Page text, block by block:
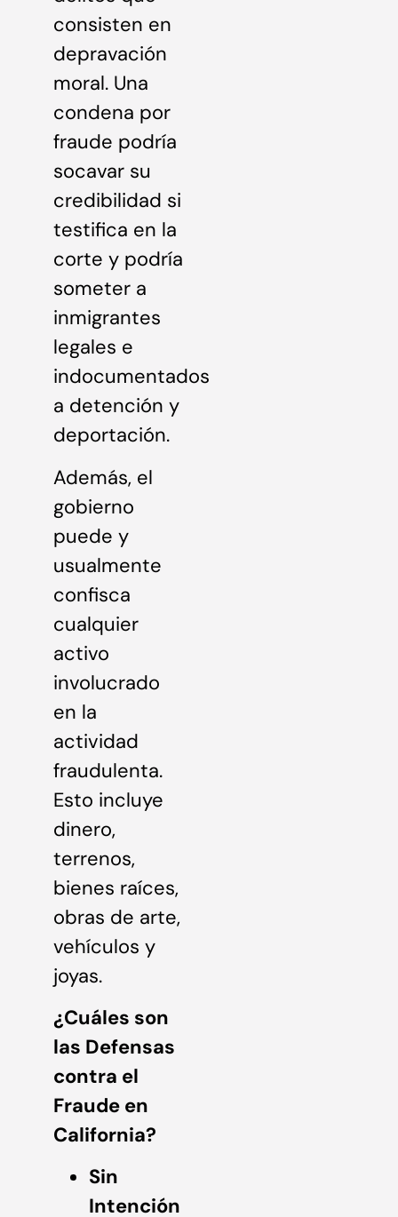
consisten en
depravación
moral. Una
condena por
fraude podría
socavar su
credibilidad si
testifica en la
corte y podría
someter a
inmigrantes
legales e
indocumentados
a detención y
deportación.
Además, el
gobierno
puede y
usualmente
confisca
cualquier
activo
involucrado
en la
actividad
fraudulenta.
Esto incluye
dinero,
terrenos,
bienes raíces,
obras de arte,
vehículos y
joyas.
¿Cuáles son
las Defensas
contra el
Fraude en
California?
Sin
Intención